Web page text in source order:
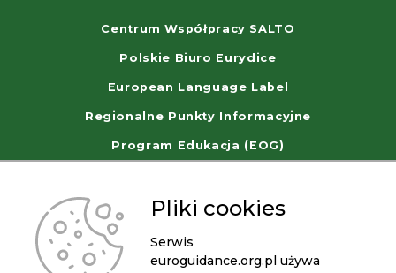
Centrum Współpracy SALTO
Polskie Biuro Eurydice
European Language Label
Regionalne Punkty Informacyjne
Program Edukacja (EOG)
Pliki cookies
Serwis
euroguidance.org.pl używa